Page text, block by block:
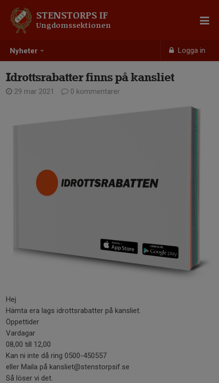
Nyheter Logga in
STENSTORPS IF
Ungdomssektionen
Idrottsrabatter finns på kansliet
29 mar 2021 0 kommentarer
Hej
Hämta era lags idrottsrabatter på kansliet.
Öppettider
Vardagar
08,00 till 12,00
Kan ni inte då ring 0500-450557
eller Maila på kansliet@stenstorpsif.se
Så löser vi det.